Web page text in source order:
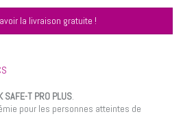
la livraison gratuite !
SAFE-T PRO PLUS.
pour les personnes atteintes de